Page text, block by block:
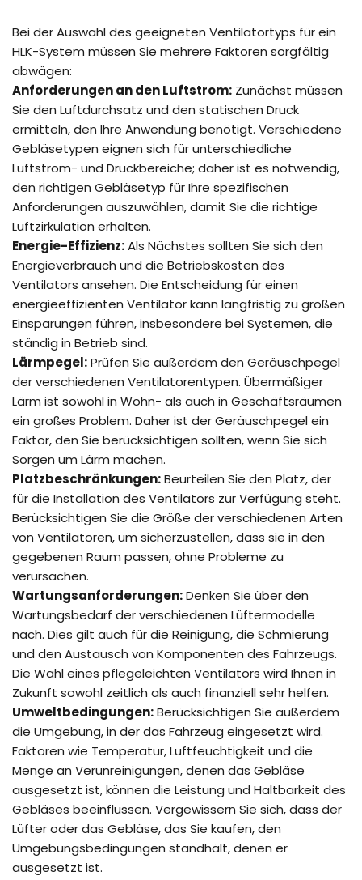
Bei der Auswahl des geeigneten Ventilatortyps für ein
HLK-System müssen Sie mehrere Faktoren sorgfältig
abwägen:
Anforderungen an den Luftstrom: Zunächst müssen
Sie den Luftdurchsatz und den statischen Druck
ermitteln, den Ihre Anwendung benötigt. Verschiedene
Gebläsetypen eignen sich für unterschiedliche
Luftstrom- und Druckbereiche; daher ist es notwendig,
den richtigen Gebläsetyp für Ihre spezifischen
Anforderungen auszuwählen, damit Sie die richtige
Luftzirkulation erhalten.
Energie-Effizienz:Als Nächstes sollten Sie sich den
Energieverbrauch und die Betriebskosten des
Ventilators ansehen. Die Entscheidung für einen
energieeffizienten Ventilator kann langfristig zu großen
Einsparungen führen, insbesondere bei Systemen, die
ständig in Betrieb sind.
Lärmpegel:Prüfen Sie außerdem den Geräuschpegel
der verschiedenen Ventilatorentypen. Übermäßiger
Lärm ist sowohl in Wohn- als auch in Geschäftsräumen
ein großes Problem. Daher ist der Geräuschpegel ein
Faktor, den Sie berücksichtigen sollten, wenn Sie sich
Sorgen um Lärm machen.
Platzbeschränkungen:Beurteilen Sie den Platz, der
für die Installation des Ventilators zur Verfügung steht.
Berücksichtigen Sie die Größe der verschiedenen Arten
von Ventilatoren, um sicherzustellen, dass sie in den
gegebenen Raum passen, ohne Probleme zu
verursachen.
Wartungsanforderungen:Denken Sie über den
Wartungsbedarf der verschiedenen Lüftermodelle
nach. Dies gilt auch für die Reinigung, die Schmierung
und den Austausch von Komponenten des Fahrzeugs.
Die Wahl eines pflegeleichten Ventilators wird Ihnen in
Zukunft sowohl zeitlich als auch finanziell sehr helfen.
Umweltbedingungen:Berücksichtigen Sie außerdem
die Umgebung, in der das Fahrzeug eingesetzt wird.
Faktoren wie Temperatur, Luftfeuchtigkeit und die
Menge an Verunreinigungen, denen das Gebläse
ausgesetzt ist, können die Leistung und Haltbarkeit des
Gebläses beeinflussen. Vergewissern Sie sich, dass der
Lüfter oder das Gebläse, das Sie kaufen, den
Umgebungsbedingungen standhält, denen er
ausgesetzt ist.